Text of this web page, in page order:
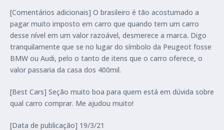
[Comentários adicionais] O brasileiro é tão acostumado a
pagar muito imposto em carro que quando tem um carro
desse nível em um valor razoável, desmerece a marca. Digo
tranquilamente que se no lugar do símbolo da Peugeot fosse
BMW ou Audi, pelo o tanto de itens que o carro oferece, o
valor passaria da casa dos 400mil.
[Best Cars] Seção muito boa para quem está em dúvida sobre
qual carro comprar. Me ajudou muito!
[Data de publicação] 19/3/21